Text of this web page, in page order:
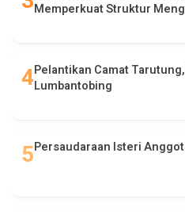
Memperkuat Struktur
Pelantikan Camat
Lumbantobing
Persaudaraan Isteri